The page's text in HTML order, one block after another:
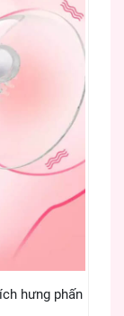
hưng phấn